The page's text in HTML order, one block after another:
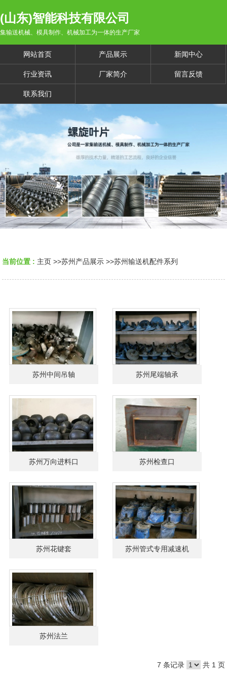
(山东)智能科技有限公司
集输送机械、模具制作、机械加工为一体的生产厂家
网站首页 产品展示 新闻中心
行业资讯 厂家简介 留言反馈
联系我们
当前位置 : 主页 >>苏州产品展示 >>苏州输送机配件系列
苏州中间吊轴 苏州尾端轴承
苏州万向进料口 苏州检查口
苏州花键套 苏州管式专用减速机
苏州法兰
7 条记录 共 1 页